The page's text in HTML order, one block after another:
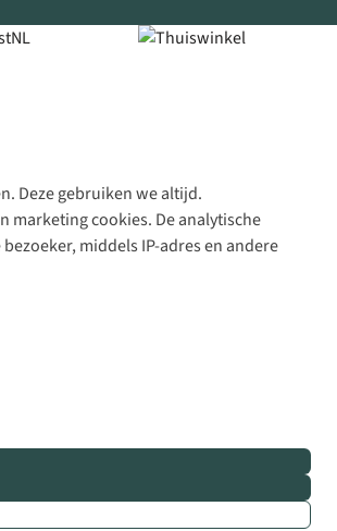
Deze gebruiken we altijd.
marketing cookies. De analytische
middels IP-adres en andere
Bever
B.V.